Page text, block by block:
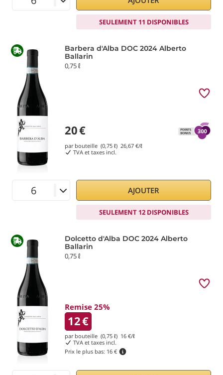
SEULEMENT 11 DISPONIBLES
Barbera d'Alba DOC 2024 Alberto
Ballarin
0,75 ℓ
20€
par bouteille (0,75 ℓ) 26,67 €/ℓ
TVA et taxes incl.
AJOUTER
SEULEMENT 12 DISPONIBLES
Dolcetto d'Alba DOC 2024 Alberto
Ballarin
0,75 ℓ
Remise 25%
12€
par bouteille (0,75 ℓ) 16 €/ℓ
TVA et taxes incl.
Prix le plus bas: 16 €